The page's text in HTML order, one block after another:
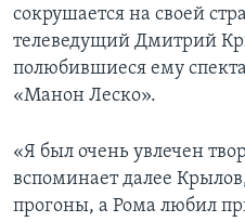
сокрушается на своей
телеведущий Дмитрий
полюбившиеся ему
«Манон Леско».
«Я был очень увлечен
вспоминает далее
прогоны, а Рома любил